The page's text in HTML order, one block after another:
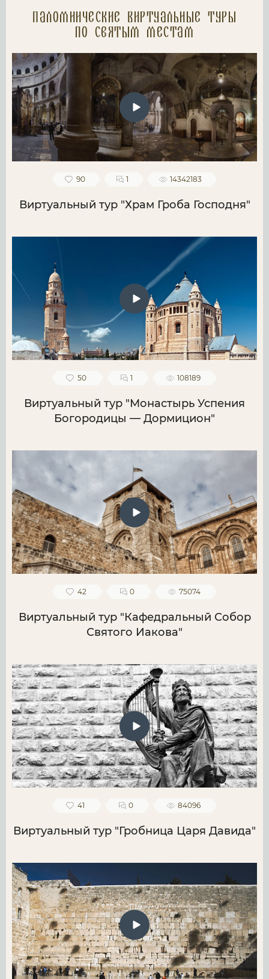
Паломнические Виртуальные туры
по святым местам
90 1 14342183
Виртуальный тур "Храм Гроба Господня"
50 1 108189
Виртуальный тур "Монастырь Успения
Богородицы — Дормицион"
42 0 75074
Виртуальный тур "Кафедральный Собор
Святого Иакова"
41 0 84096
Виртуальный тур "Гробница Царя Давида"